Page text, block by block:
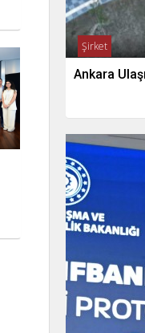
Şirket
Ankara